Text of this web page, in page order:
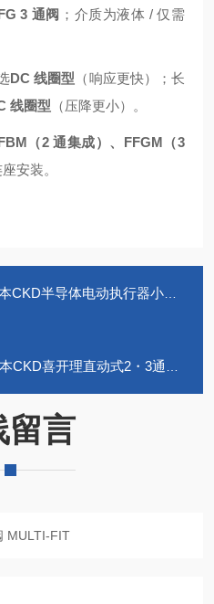
3 通阀 ；介质为液体 / 仅需
DC 线圈型 （响应更快）；长
线圈型 （压降更小）。
（2 通集成）、FFGM（3
安装。
导体电动执行器小型带导杆型DMSDG
喜开理直动式2・3通电磁阀
留言